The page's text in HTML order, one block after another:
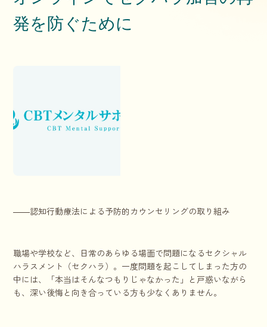
発を防ぐために
――認知行動療法による予防的カウンセリングの取り組み
職場や学校など、日常のあらゆる場面で問題になるセクシャル
ハラスメント（セクハラ）。一度問題を起こしてしまった方の
中には、「本当はそんなつもりじゃなかった」と戸惑いながら
も、深い後悔と向き合っている方も少なくありません。